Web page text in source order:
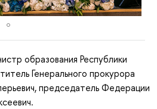
образования Республики
Генерального прокурора
председатель Федерации